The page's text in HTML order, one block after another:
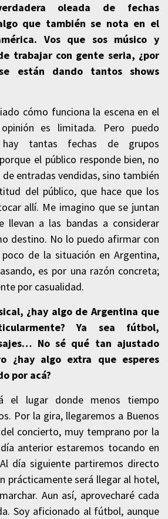
oleada de fechas
que también se nota en el
Vos que sos músico y
trabajar con gente seria, ¿por
están dando tantos shows
cómo funciona la escena en el
es limitada. Pero puedo
tantas fechas de grupos
el público responde bien, no
entradas vendidas, sino también
del público, que hace que los
allí. Me imagino que se juntan
llevan a las bandas a considerar
destino. No lo puedo afirmar con
de la situación en Argentina,
es por una razón concreta;
por casualidad.
¿hay algo de Argentina que
Ya sea fútbol,
No sé qué tan ajustado
¿hay algo extra que esperes
por acá?
el lugar donde menos tiempo
Por la gira, llegaremos a Buenos
concierto, muy temprano por la
anterior estaremos tocando en
día siguiente partiremos directo
prácticamente será llegar al hotel,
Aun así, aprovecharé cada
Soy aficionado al fútbol, aunque